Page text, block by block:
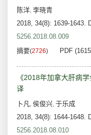
陈洋, 李晓青
2018, 34(8): 1639-1643.
5256.2018.08.009
摘要(2726) PDF
《2018年加拿大肝病
译
卜凡, 侯俊兴, 于乐成
2018, 34(8): 1644-1648.
5256.2018.08.010